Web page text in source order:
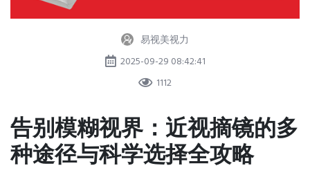
易视美视力
2025-09-29 08:42:41
1112
告别模糊视界：近视摘镜的多
种途径与科学选择全攻略